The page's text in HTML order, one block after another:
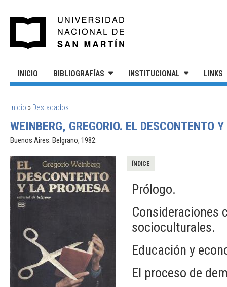
INICIO BIBLIOGRAFÍAS INSTITUCIONAL LINKS
SE ENCUENTRA USTED AQUÍ
Inicio » Destacados
WEINBERG, GREGORIO. EL DESCONTENTO
Buenos Aires: Belgrano, 1982.
ÍNDICE
Prólogo.
Consideraciones
socioculturales.
Educación y
El proceso de